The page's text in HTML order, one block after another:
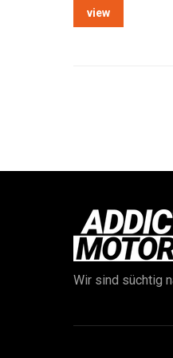
view
Wir sind süchtig